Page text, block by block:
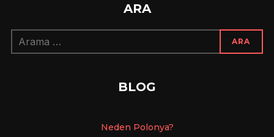
ARA
Arama:
ARA
BLOG
Neden Polonya?